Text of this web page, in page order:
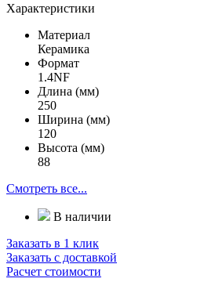
Характеристики
Материал
Керамика
Формат
1.4NF
Длина (мм)
250
Ширина (мм)
120
Высота (мм)
88
Смотреть все...
В наличии
Заказать в 1 клик
Заказать с доставкой
Расчет стоимости